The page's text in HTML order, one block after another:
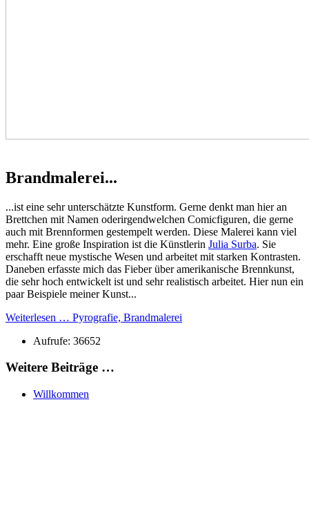
Brandmalerei...
...ist eine sehr unterschätzte Kunstform. Gerne denkt man hier an
Brettchen mit Namen oderirgendwelchen Comicfiguren, die gerne
auch mit Brennformen gestempelt werden. Diese Malerei kann viel
mehr. Eine große Inspiration ist die Künstlerin Julia Surba. Sie
erschafft neue mystische Wesen und arbeitet mit starken Kontrasten.
Daneben erfasste mich das Fieber über amerikanische Brennkunst,
die sehr hoch entwickelt ist und sehr realistisch arbeitet. Hier nun ein
paar Beispiele meiner Kunst...
Weiterlesen … Pyrografie, Brandmalerei
Aufrufe: 36652
Weitere Beiträge …
Willkommen